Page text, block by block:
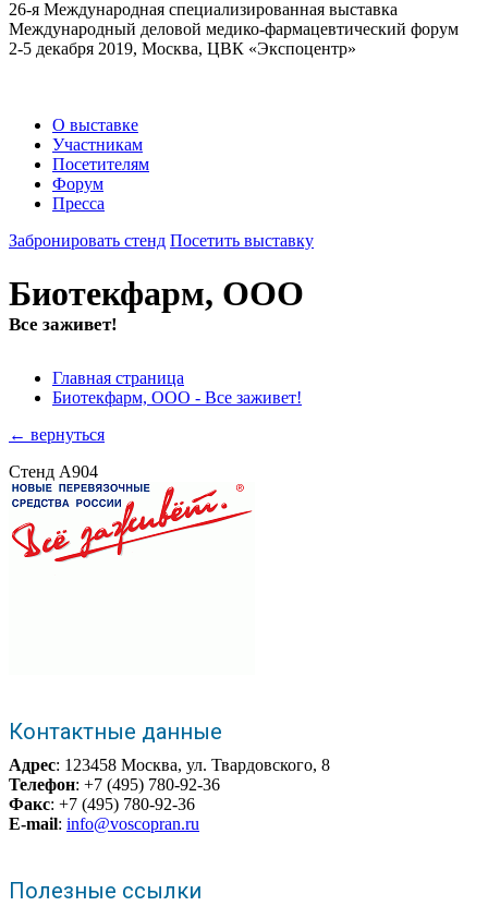
26-я Международная специализированная выставка
Международный деловой медико-фармацевтический форум
2-5 декабря 2019, Москва, ЦВК «Экспоцентр»
О выставке
Участникам
Посетителям
Форум
Пресса
Забронировать стенд Посетить выставку
Биотекфарм, ООО
Все заживет!
Главная страница
Биотекфарм, ООО - Все заживет!
← вернуться
Стенд A904
Контактные данные
Адрес: 123458 Москва, ул. Твардовского, 8
Телефон: +7 (495) 780-92-36
Факс: +7 (495) 780-92-36
E-mail: info@voscopran.ru
Полезные ссылки